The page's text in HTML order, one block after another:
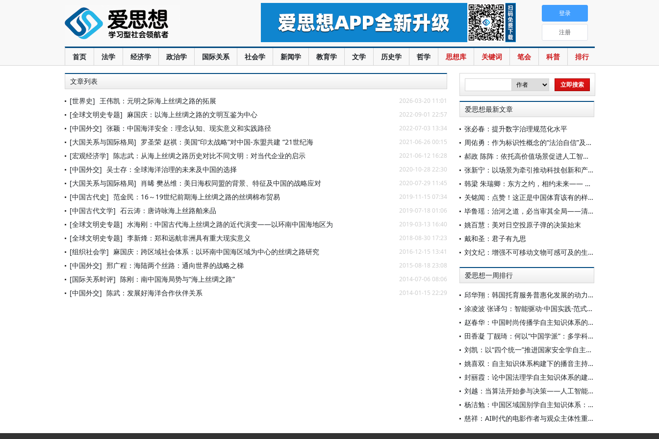
首页 法学 经济学 政治学 国际关系 社会学 新闻学 教育学 文学 历史学 哲学 思想库 关键词 笔会 科普 排行
登录
注册
文章列表
[世界史] 王伟凯：元明之际海上丝绸之路的拓展 2026-03-20 11:01
[全球文明史专题] 麻国庆：以海上丝绸之路的文明互鉴为中心 2022-09-01 22:57
[中国外交] 张颖：中国海洋安全：理念认知、现实意义和实践路径 2022-07-03 13:34
[大国关系与国际格局] 罗圣荣 赵祺：美国“印太战略”对中国-东盟共建 “21世纪海 2021-06-26 00:15
[宏观经济学] 陈志武：从海上丝绸之路历史对比不同文明：对当代企业的启示 2021-06-12 16:28
[中国外交] 吴士存：全球海洋治理的未来及中国的选择 2020-10-28 22:30
[大国关系与国际格局] 肖晞 樊丛维：美日海权同盟的背景、特征及中国的战略应对 2020-07-29 11:45
[中国古代史] 范金民：16～19世纪前期海上丝绸之路的丝绸棉布贸易 2019-11-15 07:34
[中国古代文学] 石云涛：唐诗咏海上丝路舶来品 2019-07-18 01:06
[全球文明史专题] 水海刚：中国古代海上丝绸之路的近代演变——以环南中国海地区为 2019-03-13 16:40
[全球文明史专题] 李新烽：郑和远航非洲具有重大现实意义 2018-08-30 17:23
[组织社会学] 麻国庆：跨区域社会体系：以环南中国海区域为中心的丝绸之路研究 2016-12-15 13:41
[中国外交] 邢广程：海陆两个丝路：通向世界的战略之梯 2015-08-18 23:08
[国际关系时评] 陈刚：南中国海局势与“海上丝绸之路” 2014-07-06 08:06
[中国外交] 陈武：发展好海洋合作伙伴关系 2014-01-15 22:29
爱思想最新文章
张必春：提升数字治理规范化水平
周佑勇：作为标识性概念的“法治自信”及其时代意蕴
郝政 陈阵：依托高价值场景促进人工智能高质量数据集建设
张新宁：以场景为牵引推动科技创新和产业创新深度融合
韩梁 朱瑞卿：东方之约，相约未来—— 中国元首外交的世界情怀与大国气派
关铭闻：点赞！这正是中国体育该有的样子
毕鲁瑶：治河之道，必当审其全局——清代靳辅的治水理念与实践
姚百慧：美对日空投原子弹的决策始末
戴和圣：君子有九思
刘文纪：增强不可移动文物可感可及的生命力
爱思想一周排行
邱华翔：韩国托育服务普惠化发展的动力机制、制度路径与政策效应
涂凌波 张译匀：智能驱动·中国实践·范式创新：“构建中国新闻传播学自主知识体系”专题研讨会综述
赵春华：中国时尚传播学自主知识体系的内在逻辑与实践路径
田香凝 丁靓琦：何以“中国学派”：多学科视野下中国特色新闻传播学建设的研究
刘凯：以“四个统一”推进国家安全学自主知识体系构建
姚喜双：自主知识体系构建下的播音主持高等专业教育研究
封丽霞：论中国法理学自主知识体系的建构
刘越：当算法开始参与决策——人工智能重塑全球治理的底层逻辑
杨洁勉：中国区域国别学自主知识体系：本原、借鉴和建构
慈祥：AI时代的电影作者与观众主体性重构